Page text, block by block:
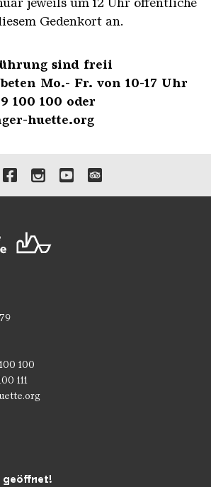
Gedenkort an.
sind freii
Mo.- Fr. von 10-17 Uhr
100 100 oder
huette.org
Verlinkungen zu unseren
100
111
geöffnet!